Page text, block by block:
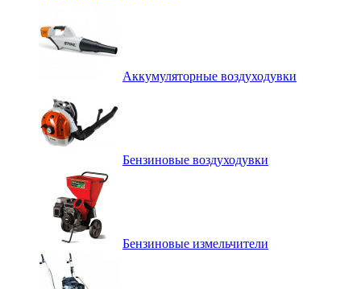
Аккумуляторные воздуходувки
Бензиновые воздуходувки
Бензиновые измельчители